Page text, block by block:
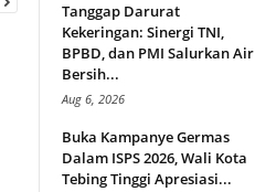
Tanggap Darurat
Kekeringan: Sinergi TNI,
BPBD, dan PMI Salurkan Air
Bersih...
Aug 6, 2026
Buka Kampanye Germas
Dalam ISPS 2026, Wali Kota
Tebing Tinggi Apresiasi...